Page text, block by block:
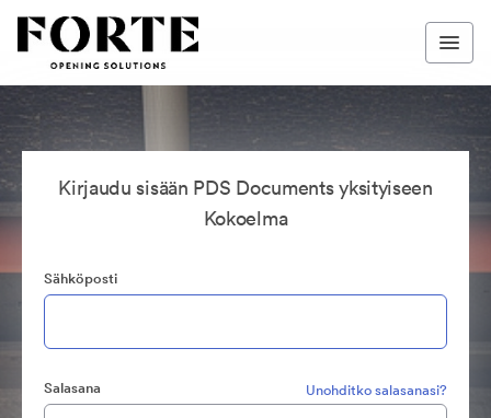
Kirjaudu sisään PDS Documents yksityiseen
Kokoelma
Sähköposti
Salasana Unohditko salasanasi?